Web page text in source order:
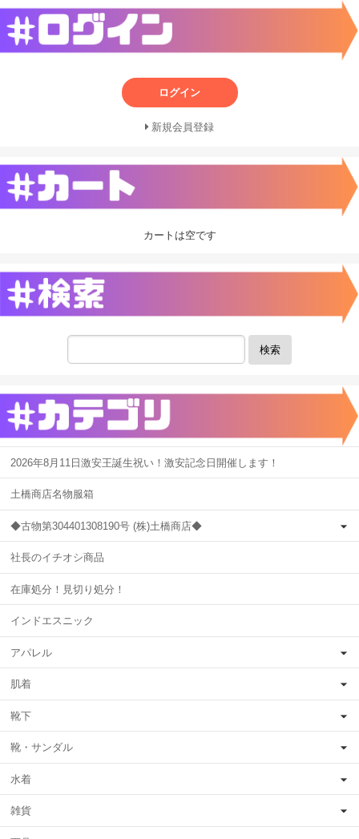
ログイン
新規会員登録
カートは空です
検索
2026年8月11日激安王誕生祝い！激安記念日開催します！
土橋商店名物服箱
◆古物第304401308190号 (株)土橋商店◆
社長のイチオシ商品
在庫処分！見切り処分！
インドエスニック
アパレル
肌着
靴下
靴・サンダル
水着
雑貨